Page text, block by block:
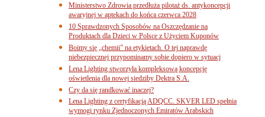
Ministerstwo Zdrowia przedłuża pilotaż ds. antykoncepcji
awaryjnej w aptekach do końca czerwca 2028
10 Sprawdzonych Sposobów na Oszczędzanie na
Produktach dla Dzieci w Polsce z Użyciem Kuponów
Boimy się „chemii” na etykietach. O tej naprawdę
niebezpiecznej przypominamy sobie dopiero w sytuacj
Lena Lighting stworzyła kompleksową koncepcję
oświetlenia dla nowej siedziby Dektra S.A.
Czy da się randkować inaczej?
Lena Lighting z certyfikacją ADQCC. SKVER LED spełnia
wymogi rynku Zjednoczonych Emiratów Arabskich